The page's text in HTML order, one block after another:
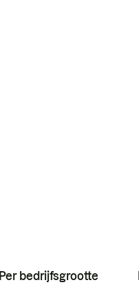
Per bedrijfsgrootte